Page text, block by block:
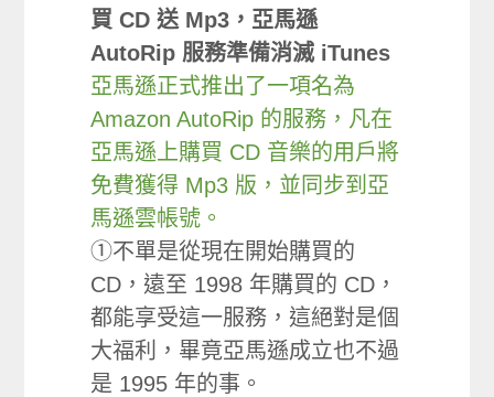
買 CD 送 Mp3，亞馬遜
AutoRip 服務準備消滅 iTunes
亞馬遜正式推出了一項名為
Amazon AutoRip 的服務，凡在
亞馬遜上購買 CD 音樂的用戶將
免費獲得 Mp3 版，並同步到亞
馬遜雲帳號。
①不單是從現在開始購買的
CD，遠至 1998 年購買的 CD，
都能享受這一服務，這絕對是個
大福利，畢竟亞馬遜成立也不過
是 1995 年的事。